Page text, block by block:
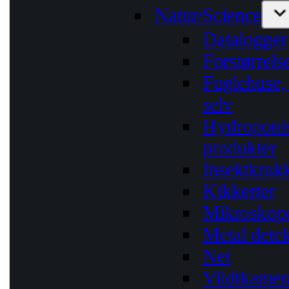
Natur/Science
Datalogger
selv
produkter
Kikkerter
Metal
Net